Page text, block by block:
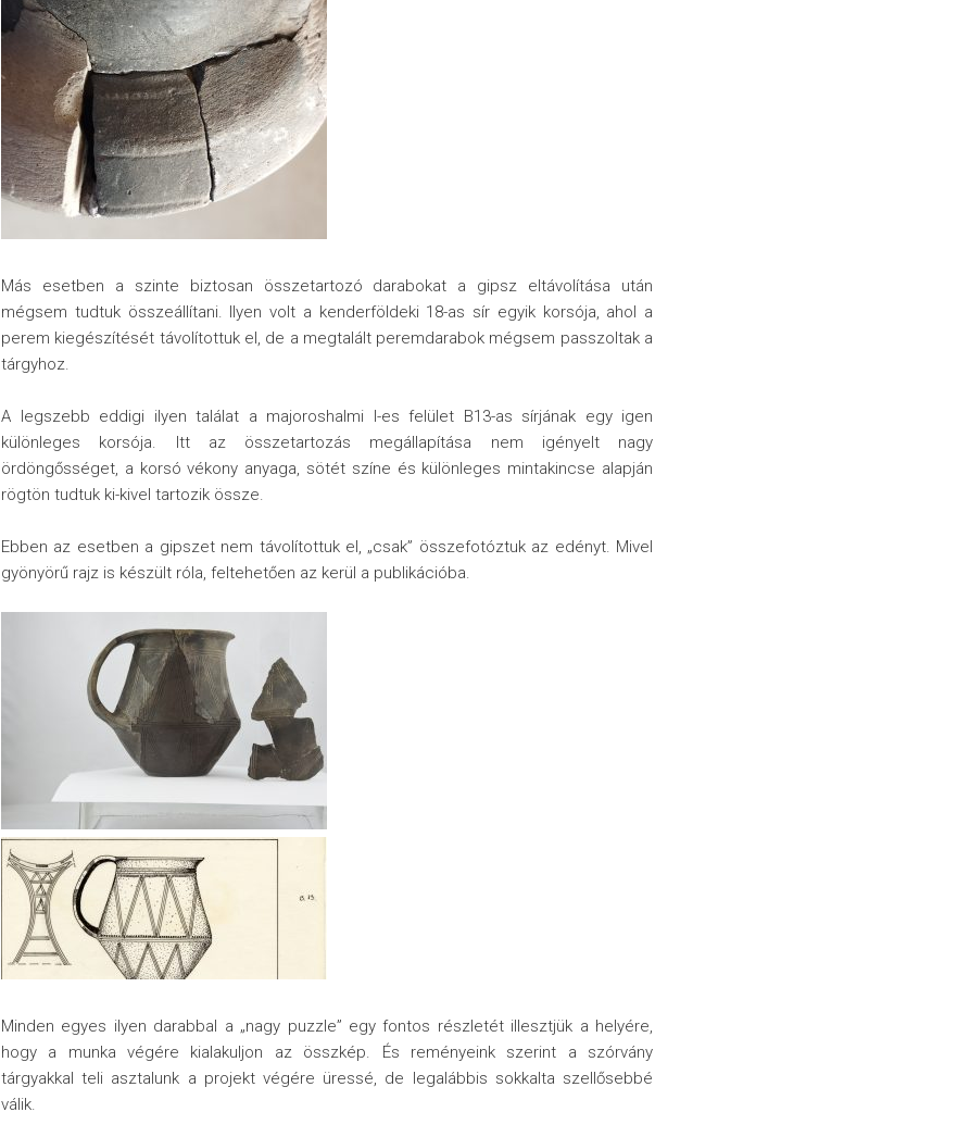
Más esetben a szinte biztosan összetartozó darabokat a gipsz eltávolítása után
mégsem tudtuk összeállítani. Ilyen volt a kenderföldeki 18-as sír egyik korsója, ahol a
perem kiegészítését távolítottuk el, de a megtalált peremdarabok mégsem passzoltak a
tárgyhoz.
A legszebb eddigi ilyen találat a majoroshalmi I-es felület B13-as sírjának egy igen
különleges korsója. Itt az összetartozás megállapítása nem igényelt nagy
ördöngősséget, a korsó vékony anyaga, sötét színe és különleges mintakincse alapján
rögtön tudtuk ki-kivel tartozik össze.
Ebben az esetben a gipszet nem távolítottuk el, „csak” összefotóztuk az edényt. Mivel
gyönyörű rajz is készült róla, feltehetően az kerül a publikációba.
Minden egyes ilyen darabbal a „nagy puzzle” egy fontos részletét illesztjük a helyére,
hogy a munka végére kialakuljon az összkép. És reményeink szerint a szórvány
tárgyakkal teli asztalunk a projekt végére üressé, de legalábbis sokkalta szellősebbé
válik.